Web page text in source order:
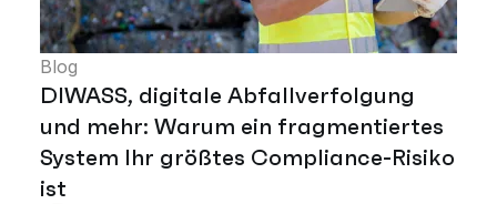
Blog
DIWASS, digitale Abfallverfolgung
und mehr: Warum ein fragmentiertes
System Ihr größtes Compliance-Risiko
ist